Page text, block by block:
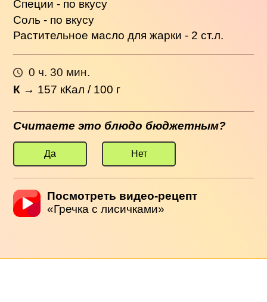
Специи - по вкусу
Соль - по вкусу
Растительное масло для жарки - 2 ст.л.
0 ч. 30 мин.
К → 157 кКал / 100 г
Считаете это блюдо бюджетным?
Да Нет
Посмотреть видео-рецепт
«Гречка с лисичками»